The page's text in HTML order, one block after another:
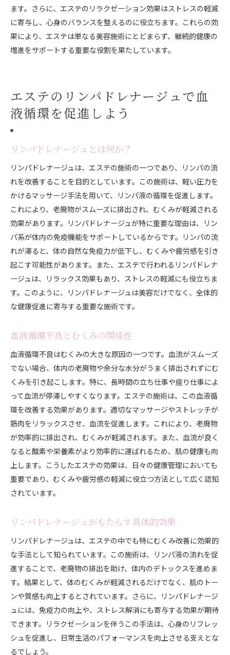
ます。さらに、エステのリラクゼーション効果はストレスの軽減
に寄与し、心身のバランスを整えるのに役立ちます。これらの効
果により、エステは単なる美容施術にとどまらず、継続的健康の
増進をサポートする重要な役割を果たしています。
エステのリンパドレナージュで血
液循環を促進しよう
リンパドレナージュとは何か？
リンパドレナージュは、エステの施術の一つであり、リンパの流
れを改善することを目的としています。この施術は、軽い圧力を
かけるマッサージ手法を用いて、リンパ液の循環を促進します。
これにより、老廃物がスムーズに排出され、むくみが軽減される
効果があります。リンパドレナージュが特に重要な理由は、リン
パ系が体内の免疫機能をサポートしているからです。リンパの流
れが滞ると、体の自然な免疫力が低下し、むくみや疲労感を引き
起こす可能性があります。また、エステで行われるリンパドレナ
ージュは、リラックス効果もあり、ストレスの軽減にも役立ちま
す。このように、リンパドレナージュは美容だけでなく、全体的
な健康促進に寄与する重要な施術です。
血液循環不良とむくみの関係性
血液循環不良はむくみの大きな原因の一つです。血流がスムーズ
でない場合、体内の老廃物や余分な水分がうまく排出されずにむ
くみを引き起こします。特に、長時間の立ち仕事や座り仕事によ
って血流が停滞しやすくなります。エステの施術は、この血液循
環を改善する効果があります。適切なマッサージやストレッチが
筋肉をリラックスさせ、血流を促進します。これにより、老廃物
が効率的に排出され、むくみが軽減されます。また、血流が良く
なると酸素や栄養素がより効率的に運ばれるため、肌の健康も向
上します。こうしたエステの効果は、日々の健康管理においても
重要であり、むくみや疲労感の軽減に役立つ方法として広く認知
されています。
リンパドレナージュがもたらす具体的効果
リンパドレナージュは、エステの中でも特にむくみ改善に効果的
な手法として知られています。この施術は、リンパ液の流れを促
進することで、老廃物の排出を助け、体内のデトックスを進めま
す。結果として、体のむくみが軽減されるだけでなく、肌のトー
ンや質感も向上するとされています。さらに、リンパドレナージ
ュには、免疫力の向上や、ストレス解消にも寄与する効果が期待
できます。リラクゼーションを伴うこの手法は、心身のリフレッ
シュを促進し、日常生活のパフォーマンスを向上させる支えとな
るでしょう。